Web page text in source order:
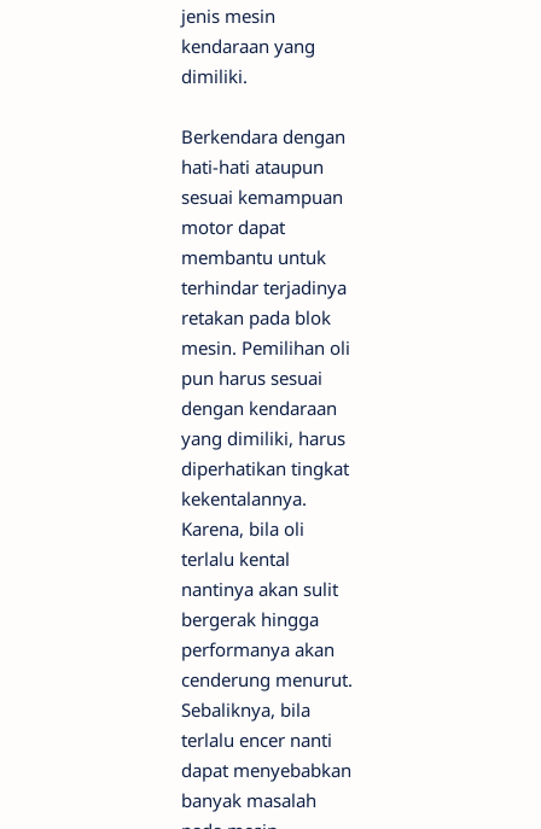
jenis mesin
kendaraan yang
dimiliki.
Berkendara dengan
hati-hati ataupun
sesuai kemampuan
motor dapat
membantu untuk
terhindar terjadinya
retakan pada blok
mesin. Pemilihan oli
pun harus sesuai
dengan kendaraan
yang dimiliki, harus
diperhatikan tingkat
kekentalannya.
Karena, bila oli
terlalu kental
nantinya akan sulit
bergerak hingga
performanya akan
cenderung menurut.
Sebaliknya, bila
terlalu encer nanti
dapat menyebabkan
banyak masalah